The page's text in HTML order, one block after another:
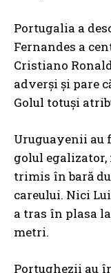
Portugalia a
Fernandes a
Cristiano
adverși și pare
Golul totuși
Uruguayenii au
golul
trimis în bară
careului. Nici
a tras în plasa
metri.
Portughezii au